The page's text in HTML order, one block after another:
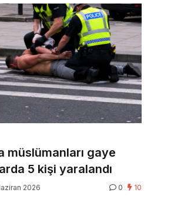
müslümanları gaye
5 kişi yaralandı
2026 0 10